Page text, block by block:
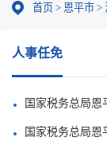
首页 > 恩平市 >
人事任免
国家税务总局恩平
国家税务总局恩平